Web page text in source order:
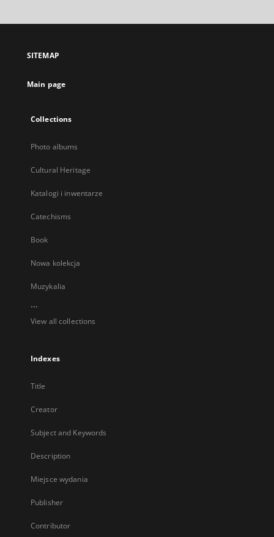
open
new
SITEMAP
Main page
Collections
Photo albums
Cultural Heritage
Katalogi i inwentarze
Catechisms
Book
Nowa kolekcja
Muzykalia
...
View all collections
Indexes
Title
Creator
Subject and Keywords
Description
Miejsce wydania
Publisher
Contributor